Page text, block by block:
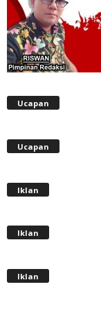
Ucapan
Ucapan
Iklan
Iklan
Iklan